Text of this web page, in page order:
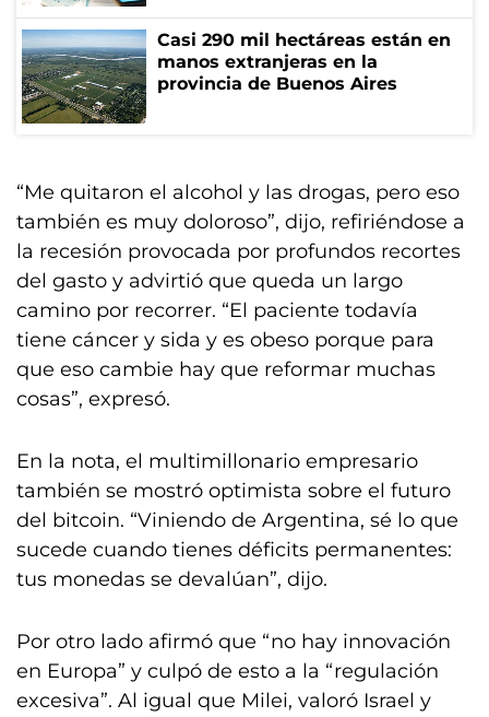
Casi 290 mil hectáreas están en
manos extranjeras en la
provincia de Buenos Aires
“Me quitaron el alcohol y las drogas, pero eso
también es muy doloroso”, dijo, refiriéndose a
la recesión provocada por profundos recortes
del gasto y advirtió que queda un largo
camino por recorrer. “El paciente todavía
tiene cáncer y sida y es obeso porque para
que eso cambie hay que reformar muchas
cosas”, expresó.
En la nota, el multimillonario empresario
también se mostró optimista sobre el futuro
del bitcoin. “Viniendo de Argentina, sé lo que
sucede cuando tienes déficits permanentes:
tus monedas se devalúan”, dijo.
Por otro lado afirmó que “no hay innovación
en Europa” y culpó de esto a la “regulación
excesiva”. Al igual que Milei, valoró Israel y